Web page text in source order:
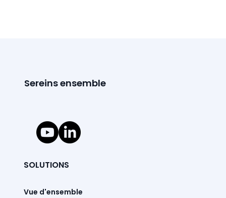
Sereins ensemble
SOLUTIONS
Vue d'ensemble